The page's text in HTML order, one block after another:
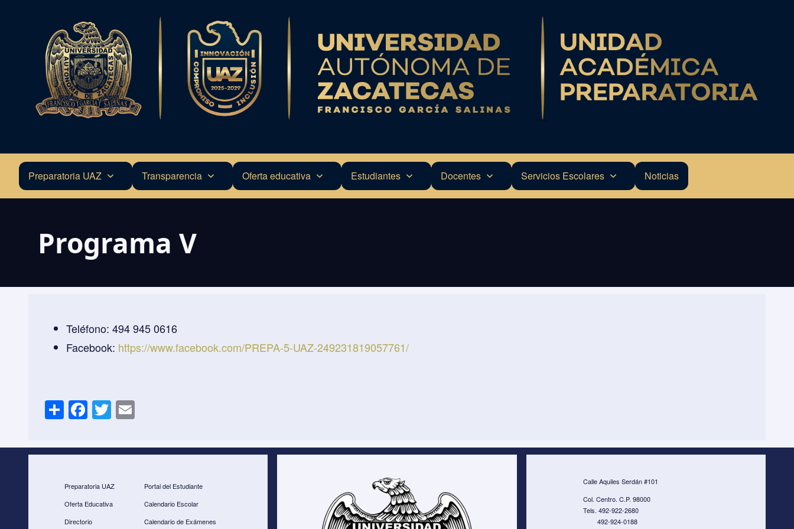
Navegación
Preparatoria UAZ Transparencia Oferta educativa Estudiantes Docentes Servicios Escolares Noticias
Programa V
Teléfono: 494 945 0616
Facebook: https://www.facebook.com/PREPA-5-UAZ-249231819057761/
S
h
ar
e
F
a
c
e
b
o
o
T
wi
tt
er
ail
Preparatoria UAZ
Oferta Educativa
Directorio
Portal del Estudiante
Calendario Escolar
Calendario de Exámenes
Calle Aquiles Serdán #101
Col. Centro. C.P. 98000
Tels. 492-922-2680
492-924-0188